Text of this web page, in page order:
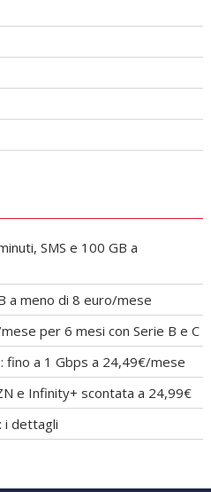
SMS e 100 GB a
a meno di 8 euro/mese
per 6 mesi con Serie B e C
fino a 1 Gbps a 24,49€/mese
e Infinity+ scontata a 24,99€
i dettagli